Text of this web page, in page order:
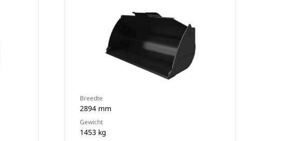
Breedte
2894 mm
Gewicht
1453 kg